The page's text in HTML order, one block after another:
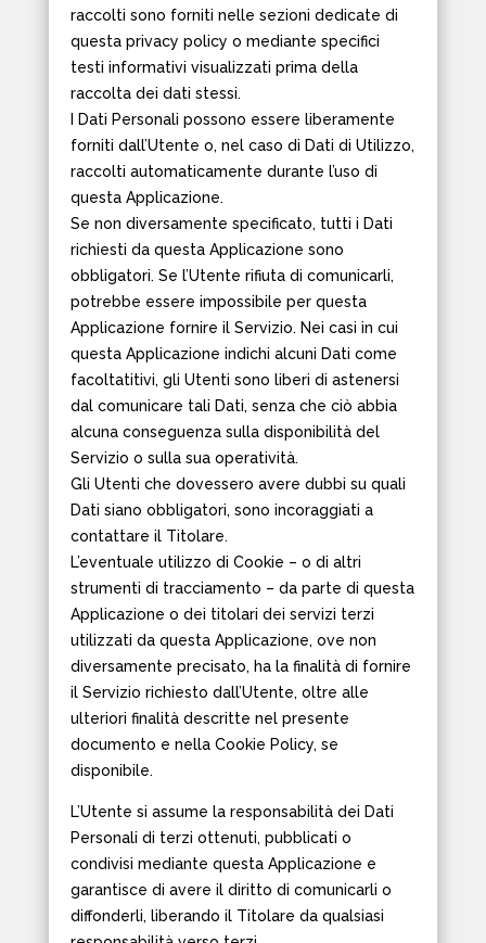
raccolti sono forniti nelle sezioni dedicate di
questa privacy policy o mediante specifici
testi informativi visualizzati prima della
raccolta dei dati stessi.
I Dati Personali possono essere liberamente
forniti dall’Utente o, nel caso di Dati di Utilizzo,
raccolti automaticamente durante l’uso di
questa Applicazione.
Se non diversamente specificato, tutti i Dati
richiesti da questa Applicazione sono
obbligatori. Se l’Utente rifiuta di comunicarli,
potrebbe essere impossibile per questa
Applicazione fornire il Servizio. Nei casi in cui
questa Applicazione indichi alcuni Dati come
facoltatitivi, gli Utenti sono liberi di astenersi
dal comunicare tali Dati, senza che ciò abbia
alcuna conseguenza sulla disponibilità del
Servizio o sulla sua operatività.
Gli Utenti che dovessero avere dubbi su quali
Dati siano obbligatori, sono incoraggiati a
contattare il Titolare.
L’eventuale utilizzo di Cookie – o di altri
strumenti di tracciamento – da parte di questa
Applicazione o dei titolari dei servizi terzi
utilizzati da questa Applicazione, ove non
diversamente precisato, ha la finalità di fornire
il Servizio richiesto dall’Utente, oltre alle
ulteriori finalità descritte nel presente
documento e nella Cookie Policy, se
disponibile.
L’Utente si assume la responsabilità dei Dati
Personali di terzi ottenuti, pubblicati o
condivisi mediante questa Applicazione e
garantisce di avere il diritto di comunicarli o
diffonderli, liberando il Titolare da qualsiasi